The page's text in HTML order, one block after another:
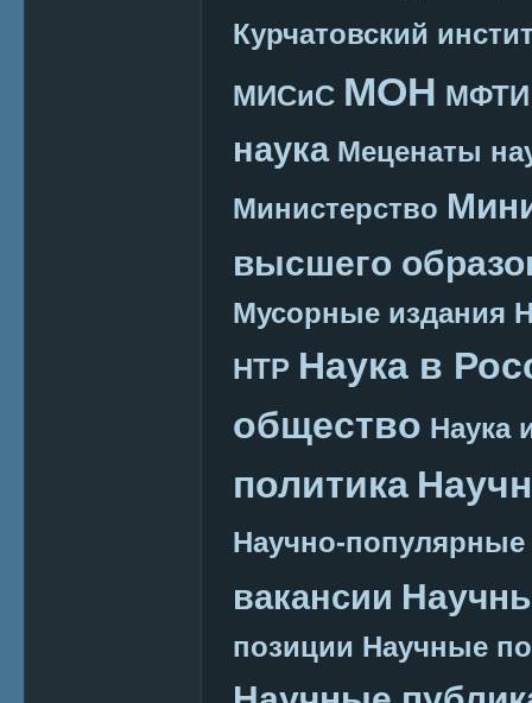
Курчатовский
МИСиС МОН МФТИ
наука Меценаты
Министерство
высшего
Мусорные издания
НТР Наука в
общество Наука
политика
Научно-
вакансии
позиции Научные